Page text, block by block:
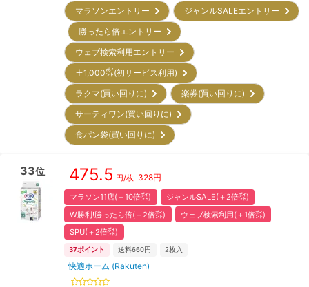
マラソンエントリー
ジャンルSALEエントリー
勝ったら倍エントリー
ウェブ検索利用エントリー
＋1,000㌽(初サービス利用)
ラクマ(買い回りに)
楽券(買い回りに)
サーティワン(買い回りに)
食パン袋(買い回りに)
33位 475.5 円/枚 328円
マラソン11店(＋10倍㌽)
ジャンルSALE(＋2倍㌽)
W勝利!勝ったら倍(＋2倍㌽)
ウェブ検索利用(＋1倍㌽)
SPU(＋2倍㌽)
37ポイント 送料660円 2枚入
快適ホーム (Rakuten)